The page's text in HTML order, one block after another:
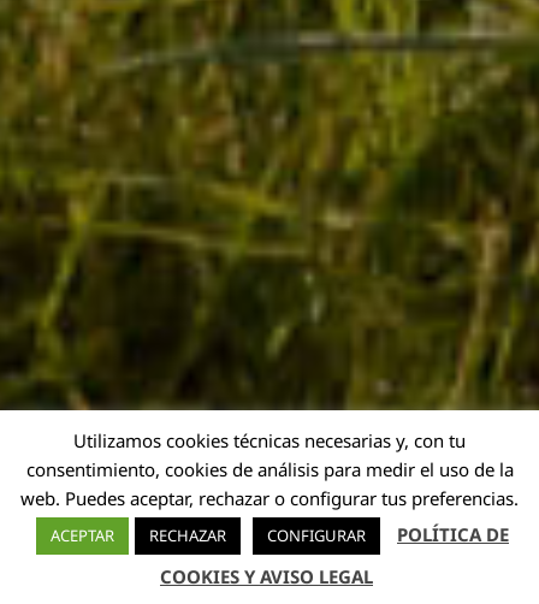
Utilizamos cookies técnicas necesarias y, con tu
consentimiento, cookies de análisis para medir el uso de la
web. Puedes aceptar, rechazar o configurar tus preferencias.
ACEPTAR RECHAZAR CONFIGURAR
POLÍTICA DE
COOKIES Y AVISO LEGAL